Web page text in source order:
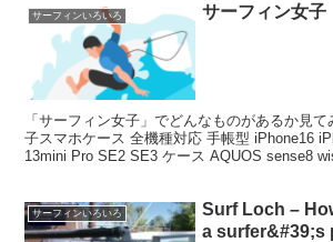
サーフィンいろいろ サーフィン女子
「サーフィン女子」でどんなものがあるか見
子スマホケース 全機種対応 手帳型 iPhone16
13mini Pro SE2 SE3 ケース AQUOS sense8
サーフィンいろいろ
Surf Loch –
a surfer&#39;s